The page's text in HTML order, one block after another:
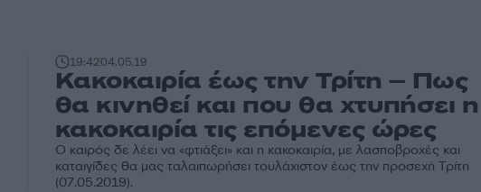
19:4204.05.19
Κακοκαιρία έως την Τρίτη – Πως
θα κινηθεί και που θα χτυπήσει η
κακοκαιρία τις επόμενες ώρες
Ο καιρός δε λέει να «φτιάξει» και η κακοκαιρία, με λασποβροχές και
καταιγίδες θα μας ταλαιπωρήσει τουλάχιστον έως την προσεχή Τρίτη
(07.05.2019).